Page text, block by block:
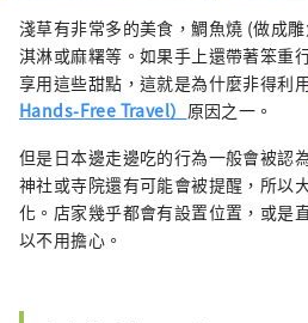
淺草有非常多的美食，鯛魚燒 (做成
淇淋或麻糬等。如果手上還帶著笨重
享用這些甜點，這就是為什麼非得利
Hands-Free Travel） 原因之一。
但是日本邊走邊吃的行為一般會被認
神社或寺院還有可能會被提醒，所以
化。店家幾乎都會有設置位置，或是
以不用擔心。